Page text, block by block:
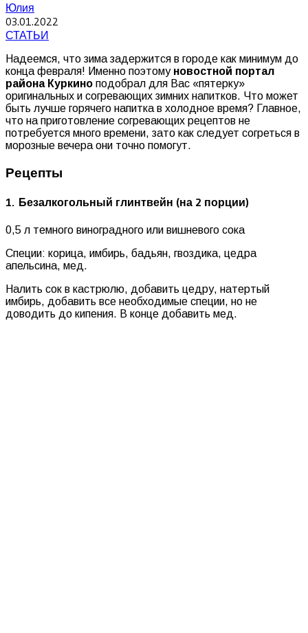
Юлия
03.01.2022
СТАТЬИ
Надеемся, что зима задержится в городе как минимум до
конца февраля! Именно поэтому новостной портал
района Куркино подобрал для Вас «пятерку»
оригинальных и согревающих зимних напитков. Что может
быть лучше горячего напитка в холодное время? Главное,
что на приготовление согревающих рецептов не
потребуется много времени, зато как следует согреться в
морозные вечера они точно помогут.
Рецепты
1. Безалкогольный глинтвейн (на 2 порции)
0,5 л темного виноградного или вишневого сока
Специи: корица, имбирь, бадьян, гвоздика, цедра
апельсина, мед.
Налить сок в кастрюлю, добавить цедру, натертый
имбирь, добавить все необходимые специи, но не
доводить до кипения. В конце добавить мед.